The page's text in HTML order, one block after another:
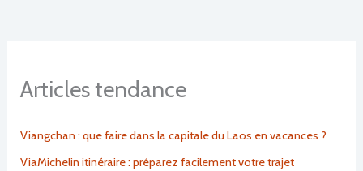
Articles tendance
Viangchan : que faire dans la capitale du Laos en vacances ?
ViaMichelin itinéraire : préparez facilement votre trajet